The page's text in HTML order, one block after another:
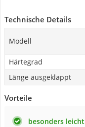
Technische Details
Modell
Härtegrad
Länge ausgeklappt
Vorteile
besonders leicht